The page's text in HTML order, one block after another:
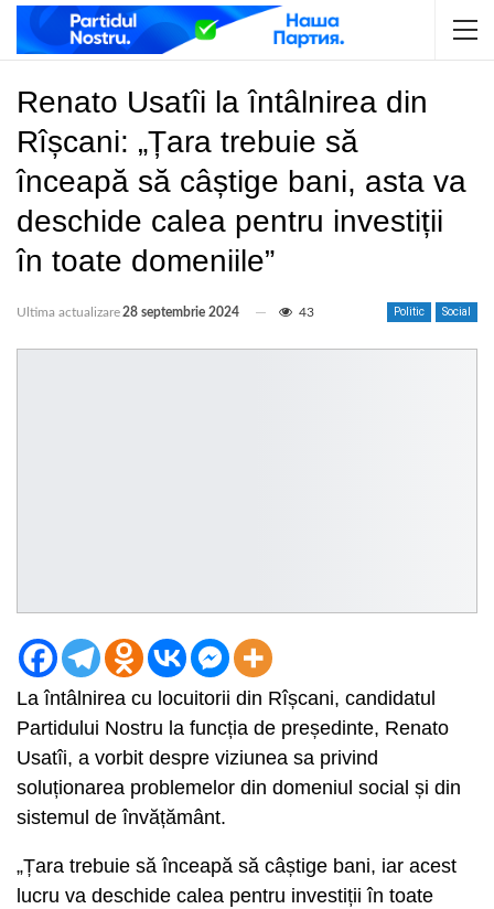
Renato Usatîi la întâlnirea din
Rîșcani: „Țara trebuie să
înceapă să câștige bani, asta va
deschide calea pentru investiții
în toate domeniile”
Politic Social
Ultima actualizare28 septembrie 2024 43
La întâlnirea cu locuitorii din Rîșcani, candidatul
Partidului Nostru la funcția de președinte, Renato
Usatîi, a vorbit despre viziunea sa privind
soluționarea problemelor din domeniul social și din
sistemul de învățământ.
„Țara trebuie să înceapă să câștige bani, iar acest
lucru va deschide calea pentru investiții în toate